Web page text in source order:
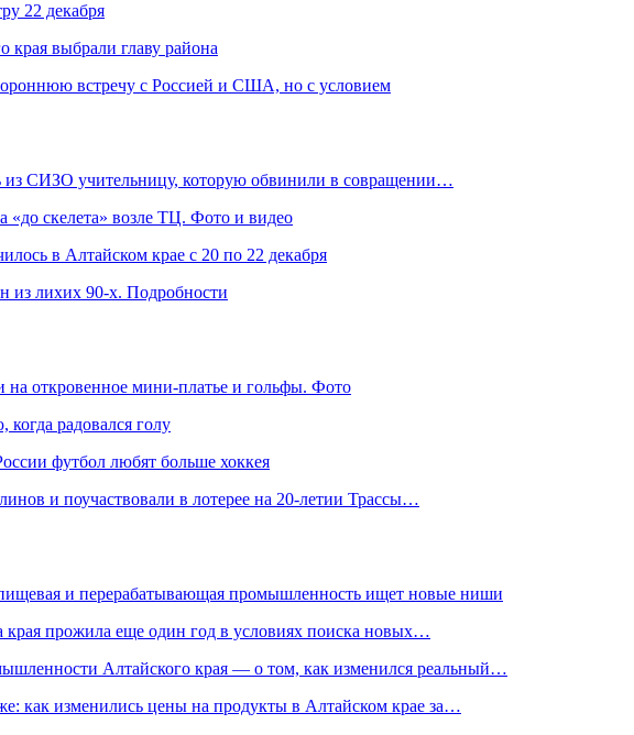
22 декабря
края выбрали главу района
встречу с Россией и США, но с условием
из СИЗО учительницу, которую обвинили в совращении…
«до скелета» возле ТЦ. Фото и видео
в Алтайском крае с 20 по 22 декабря
из лихих 90-х. Подробности
на откровенное мини-платье и гольфы. Фото
радовался голу
футбол любят больше хоккея
и поучаствовали в лотерее на 20-летии Трассы…
и перерабатывающая промышленность ищет новые ниши
прожила еще один год в условиях поиска новых…
Алтайского края — о том, как изменился реальный…
как изменились цены на продукты в Алтайском крае за…